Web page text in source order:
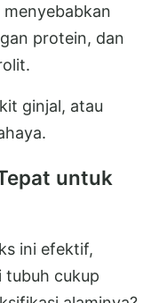
protein, dan
ginjal, atau
untuk
ini efektif,
tubuh cukup